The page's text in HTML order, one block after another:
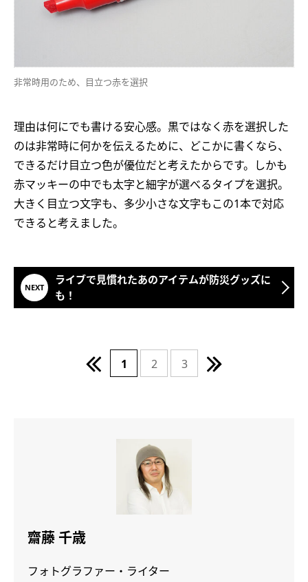
非常時用のため、目立つ赤を選択
理由は何にでも書ける安心感。黒ではなく赤を選択した
のは非常時に何かを伝えるために、どこかに書くなら、
できるだけ目立つ色が優位だと考えたからです。しかも
赤マッキーの中でも太字と細字が選べるタイプを選択。
大きく目立つ文字も、多少小さな文字もこの1本で対応
できると考えました。
ライブで見慣れたあのアイテムが防災グッズに
も！
1 2 3
齋藤 千歳
フォトグラファー・ライター